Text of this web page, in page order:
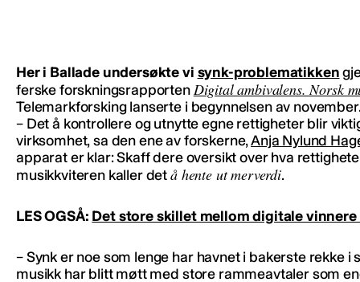
Her i Ballade undersøkte vi synk-problematikken
ferske forskningsrapportenDigital ambivalens. Norsk
Telemarkforsking lanserte i begynnelsen av
– Det å kontrollere og utnytte egne rettigheter blir
virksomhet, sa den ene av forskerne,Anja Nylund
apparat er klar: Skaff dere oversikt over hva
musikkviteren kaller detå hente ut merverdi.
LES OGSÅ: Det store skillet mellom digitale vinnere
– Synk er noe som lenge har havnet i bakerste
musikk har blitt møtt med store rammeavtaler som